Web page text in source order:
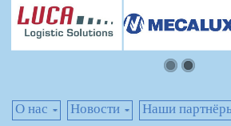
О нас Новости Наши